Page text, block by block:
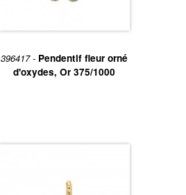
396417 - Pendentif fleur orné
d'oxydes, Or 375/1000